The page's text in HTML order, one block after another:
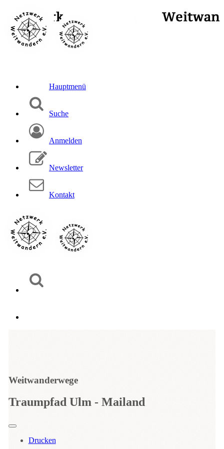
Hauptmenü
Suche
Anmelden
Newsletter
Kontakt
Weitwanderwege
Traumpfad Ulm - Mailand
Drucken